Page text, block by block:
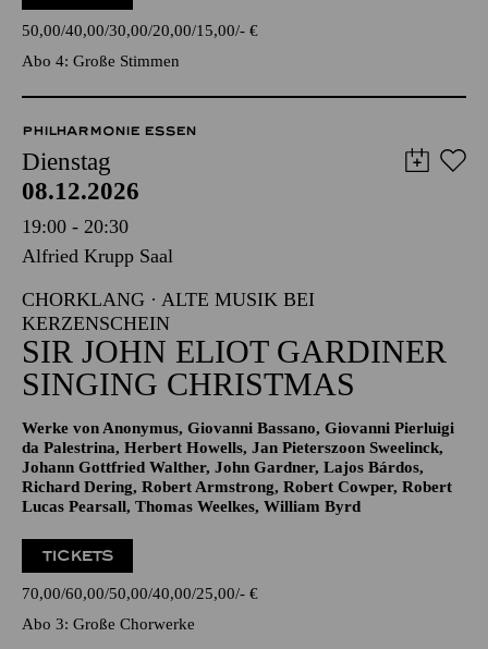
Pergolesi
TICKETS
50,00 40,00 30,00 20,00 15,00 -€
Abo 4: Große Stimmen
PHILHARMONIE ESSEN
Dienstag
08.12.2026
19:00 - 20:30
Alfried Krupp Saal
CHORKLANG · ALTE MUSIK BEI
KERZENSCHEIN
SIR JOHN ELIOT GARDINER
SINGING CHRISTMAS
Werke von Anonymus, Giovanni Bassano, Giovanni Pierluigi
da Palestrina, Herbert Howells, Jan Pieterszoon Sweelinck,
Richard Dering, Robert Armstrong, Robert Cowper, Robert
Lucas Pearsall, Thomas Weelkes, William Byrd
TICKETS